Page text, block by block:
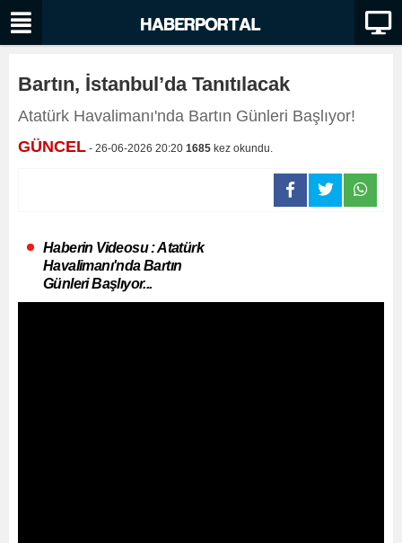
Bartın, İstanbul’da Tanıtılacak
Atatürk Havalimanı'nda Bartın Günleri Başlıyor!
GÜNCEL - 26-06-2026 20:20 1685 kez okundu.
Haberin Videosu : Atatürk
Havalimanı'nda Bartın
Günleri Başlıyor...